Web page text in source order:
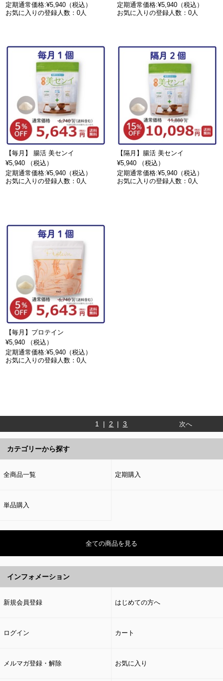
定期通常価格:¥5,940（税込）
お気に入りの登録人数：0人
定期通常価格:¥5,940（税込）
お気に入りの登録人数：0人
【毎月】 腸活 美センイ
¥5,940 （税込）
定期通常価格:¥5,940（税込）
お気に入りの登録人数：0人
【隔月】腸活 美センイ
¥5,940 （税込）
定期通常価格:¥5,940（税込）
お気に入りの登録人数：0人
【毎月】プロテイン
¥5,940 （税込）
定期通常価格:¥5,940（税込）
お気に入りの登録人数：0人
1 | 2 | 3 次へ
カテゴリーから探す
全商品一覧 定期購入
単品購入
全ての商品を見る
インフォメーション
新規会員登録 はじめての方へ
ログイン カート
メルマガ登録・解除 お気に入り